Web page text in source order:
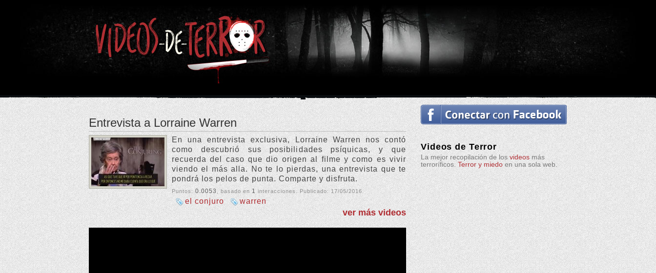
Videos de Terror
La mejor recopilación de losvideosmás
terroríficos.Terror y miedoen una sola web.
Entrevista a Lorraine Warren
En una entrevista exclusiva, Lorraine Warren nos contó
como descubrió sus posibilidades psíquicas, y que
recuerda del caso que dio origen al filme y como es vivir
viendo el más alla. No te lo pierdas, una entrevista que te
pondrá los pelos de punta. Comparte y disfruta.
Puntos:0.0053 , basado en1interacciones. Publicado: 17/05/2016.
el conjuro warren
ver más videos